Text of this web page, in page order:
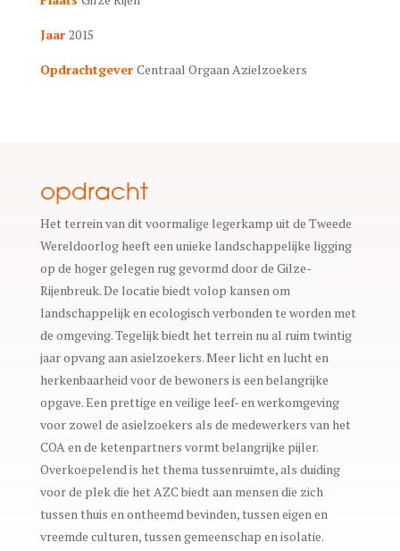
Jaar 2015
Opdrachtgever Centraal Orgaan Azielzoekers
opdracht
Het terrein van dit voormalige legerkamp uit de Tweede
Wereldoorlog heeft een unieke landschappelijke ligging
op de hoger gelegen rug gevormd door de Gilze-
Rijenbreuk. De locatie biedt volop kansen om
landschappelijk en ecologisch verbonden te worden met
de omgeving. Tegelijk biedt het terrein nu al ruim twintig
jaar opvang aan asielzoekers. Meer licht en lucht en
herkenbaarheid voor de bewoners is een belangrijke
opgave. Een prettige en veilige leef- en werkomgeving
voor zowel de asielzoekers als de medewerkers van het
COA en de ketenpartners vormt belangrijke pijler.
Overkoepelend is het thema tussenruimte, als duiding
voor de plek die het AZC biedt aan mensen die zich
tussen thuis en ontheemd bevinden, tussen eigen en
vreemde culturen, tussen gemeenschap en isolatie.